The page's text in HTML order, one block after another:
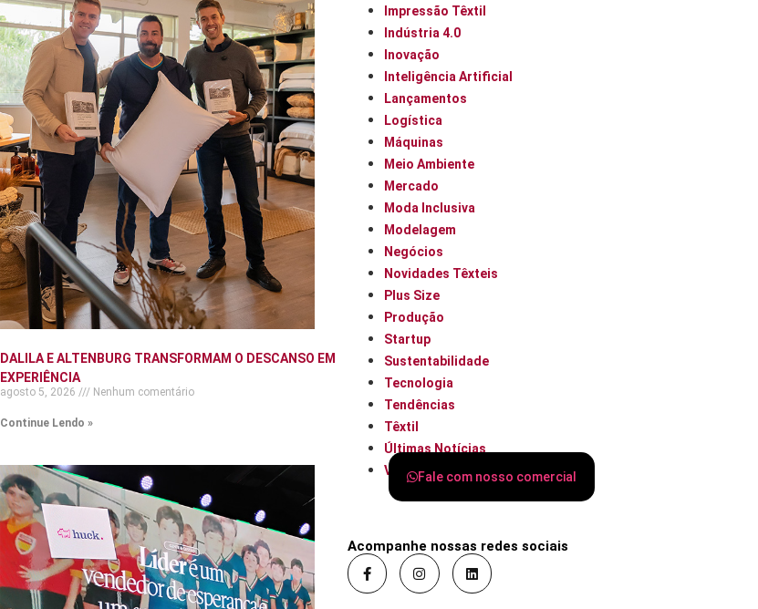
DALILA E ALTENBURG TRANSFORMAM O DESCANSO EM
EXPERIÊNCIA
agosto 5, 2026 Nenhum comentário
Continue Lendo »
Impressão Têxtil
Indústria 4.0
Inovação
Inteligência Artificial
Lançamentos
Logística
Máquinas
Meio Ambiente
Mercado
Moda Inclusiva
Modelagem
Negócios
Novidades Têxteis
Plus Size
Produção
Startup
Sustentabilidade
Tecnologia
Tendências
Têxtil
Últimas Notícias
VarejoFale com nosso comercial
Acompanhe nossas redes sociais